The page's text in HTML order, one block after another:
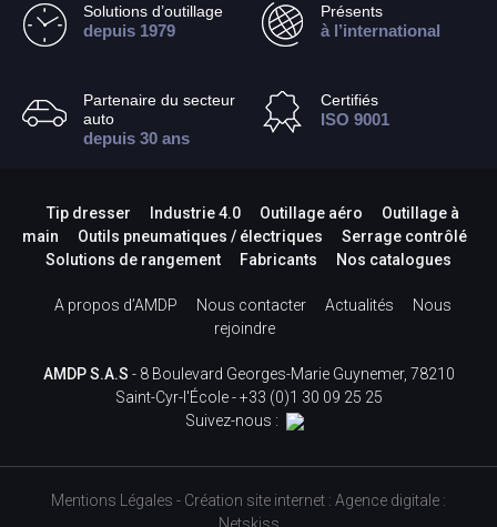
Solutions d’outillage
depuis 1979
Présents
à l’international
Partenaire du secteur
auto
depuis 30 ans
Certifiés
ISO 9001
Tip dresser Industrie 4.0 Outillage aéro
Outillage à
main
Outils pneumatiques / électriques
Serrage contrôlé
Solutions de rangement
Fabricants Nos catalogues
A propos d’AMDP Nous contacter Actualités
Nous
rejoindre
AMDP S.A.S - 8 Boulevard Georges-Marie Guynemer, 78210
Saint-Cyr-l'École -+33 (0)1 30 09 25 25
Suivez-nous :
Mentions Légales - Création site internet : Agence digitale :
Netskiss